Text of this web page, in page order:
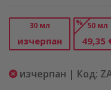
30 мл
изчерпан
% 50 мл
49,35
изчерпан | Код: